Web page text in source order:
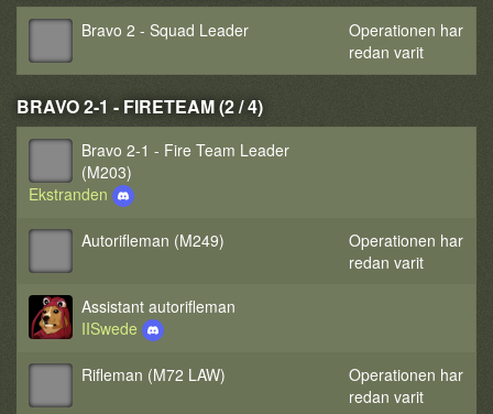
Bravo 2 - Squad Leader
Operationen har
redan varit
BRAVO 2-1 - FIRETEAM (2 / 4)
Bravo 2-1 - Fire Team Leader
(M203)
Ekstranden
Autorifleman (M249)
Operationen har
redan varit
Assistant autorifleman
IISwede
Rifleman (M72 LAW)
Operationen har
redan varit